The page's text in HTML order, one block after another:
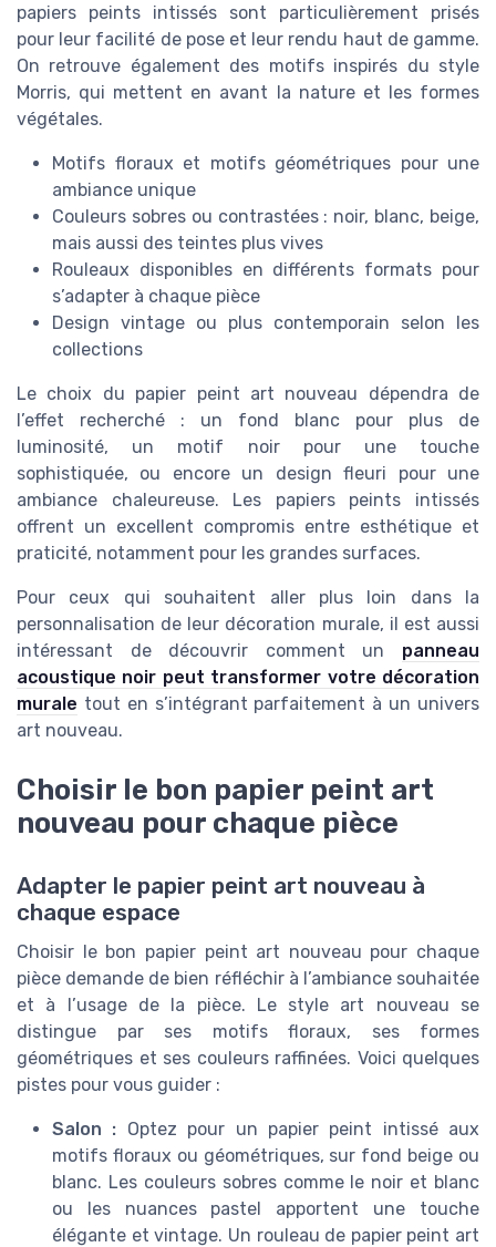
papiers peints intissés sont particulièrement prisés
pour leur facilité de pose et leur rendu haut de gamme.
On retrouve également des motifs inspirés du style
Morris, qui mettent en avant la nature et les formes
végétales.
Motifs floraux et motifs géométriques pour une
ambiance unique
Couleurs sobres ou contrastées : noir, blanc, beige,
mais aussi des teintes plus vives
Rouleaux disponibles en différents formats pour
s’adapter à chaque pièce
Design vintage ou plus contemporain selon les
collections
Le choix du papier peint art nouveau dépendra de
l’effet recherché : un fond blanc pour plus de
luminosité, un motif noir pour une touche
sophistiquée, ou encore un design fleuri pour une
ambiance chaleureuse. Les papiers peints intissés
offrent un excellent compromis entre esthétique et
praticité, notamment pour les grandes surfaces.
Pour ceux qui souhaitent aller plus loin dans la
personnalisation de leur décoration murale, il est aussi
intéressant de découvrir comment un panneau
acoustique noir peut transformer votre décoration
murale tout en s’intégrant parfaitement à un univers
art nouveau.
Choisir le bon papier peint art
nouveau pour chaque pièce
Adapter le papier peint art nouveau à
chaque espace
Choisir le bon papier peint art nouveau pour chaque
pièce demande de bien réfléchir à l’ambiance souhaitée
et à l’usage de la pièce. Le style art nouveau se
distingue par ses motifs floraux, ses formes
géométriques et ses couleurs raffinées. Voici quelques
pistes pour vous guider :
Salon : Optez pour un papier peint intissé aux
motifs floraux ou géométriques, sur fond beige ou
blanc. Les couleurs sobres comme le noir et blanc
ou les nuances pastel apportent une touche
élégante et vintage. Un rouleau de papier peint art